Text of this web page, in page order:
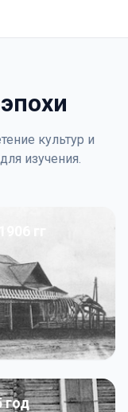
культур и
изучения.
гг
год